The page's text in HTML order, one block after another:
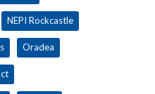
NEPI Rockcastle
Oradea